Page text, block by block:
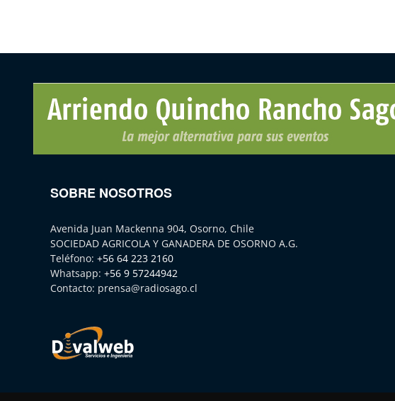
SOBRE NOSOTROS
Avenida Juan Mackenna 904, Osorno, Chile
SOCIEDAD AGRICOLA Y GANADERA DE OSORNO A.G.
Teléfono: +56 64 223 2160
Whatsapp: +56 9 57244942
Contacto: prensa@radiosago.cl